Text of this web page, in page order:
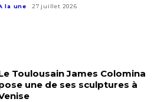
et conditions
la une 27 juillet 2026
Toulousain James Colomina
une de ses sculptures à